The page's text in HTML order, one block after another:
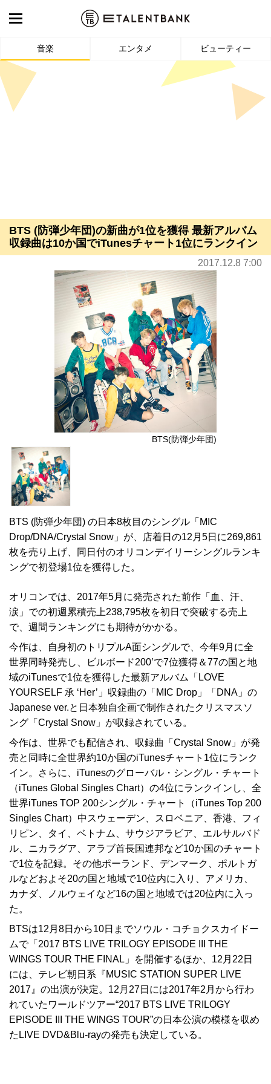
音楽 エンタメ ビューティー
BTS (防弾少年団)の新曲が1位を獲得 最新アルバム
収録曲は10か国でiTunesチャート1位にランクイン
2017.12.8 7:00
BTS(防弾少年団)
BTS (防弾少年団) の日本8枚目のシングル「MIC
Drop/DNA/Crystal Snow」が、店着日の12月5日に269,861
枚を売り上げ、同日付のオリコンデイリーシングルランキ
ングで初登場1位を獲得した。
オリコンでは、2017年5月に発売された前作「血、汗、
涙」での初週累積売上238,795枚を初日で突破する売上
で、週間ランキングにも期待がかかる。
今作は、自身初のトリプルA面シングルで、今年9月に全
世界同時発売し、ビルボード200’で7位獲得＆77の国と地
域のiTunesで1位を獲得した最新アルバム「LOVE
YOURSELF 承 ‘Her’」収録曲の「MIC Drop」「DNA」の
Japanese ver.と日本独自企画で制作されたクリスマスソ
ング「Crystal Snow」が収録されている。
今作は、世界でも配信され、収録曲「Crystal Snow」が発
売と同時に全世界約10か国のiTunesチャート1位にランク
イン。さらに、iTunesのグローバル・シングル・チャート
（iTunes Global Singles Chart）の4位にランクインし、全
世界iTunes TOP 200シングル・チャート（iTunes Top 200
Singles Chart）中スウェーデン、スロベニア、香港、フィ
リピン、タイ、ベトナム、サウジアラビア、エルサルバド
ル、ニカラグア、アラブ首長国連邦など10か国のチャート
で1位を記録。その他ポーランド、デンマーク、ポルトガ
ルなどおよそ20の国と地域で10位内に入り、アメリカ、
カナダ、ノルウェイなど16の国と地域では20位内に入っ
た。
BTSは12月8日から10日までソウル・コチョクスカイドー
ムで「2017 BTS LIVE TRILOGY EPISODE III THE
WINGS TOUR THE FINAL」を開催するほか、12月22日
には、テレビ朝日系『MUSIC STATION SUPER LIVE
2017』の出演が決定。12月27日には2017年2月から行わ
れていたワールドツアー“2017 BTS LIVE TRILOGY
EPISODE III THE WINGS TOUR”の日本公演の模様を収め
たLIVE DVD&Blu-rayの発売も決定している。